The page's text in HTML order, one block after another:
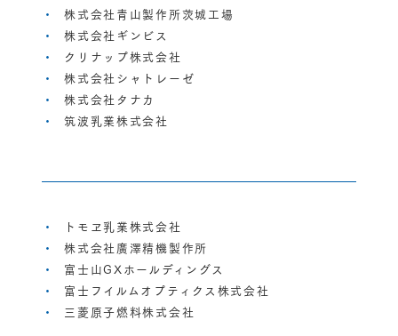
株式会社青山製作所茨城工場
株式会社ギンビス
クリナップ株式会社
株式会社シャトレーゼ
株式会社タナカ
筑波乳業株式会社
トモヱ乳業株式会社
株式会社廣澤精機製作所
富士山GXホールディングス
富士フイルムオプティクス株式会社
三菱原子燃料株式会社